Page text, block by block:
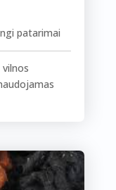
patarimai